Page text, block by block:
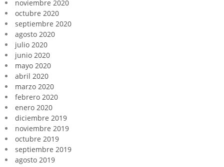
noviembre 2020
octubre 2020
septiembre 2020
agosto 2020
julio 2020
junio 2020
mayo 2020
abril 2020
marzo 2020
febrero 2020
enero 2020
diciembre 2019
noviembre 2019
octubre 2019
septiembre 2019
agosto 2019